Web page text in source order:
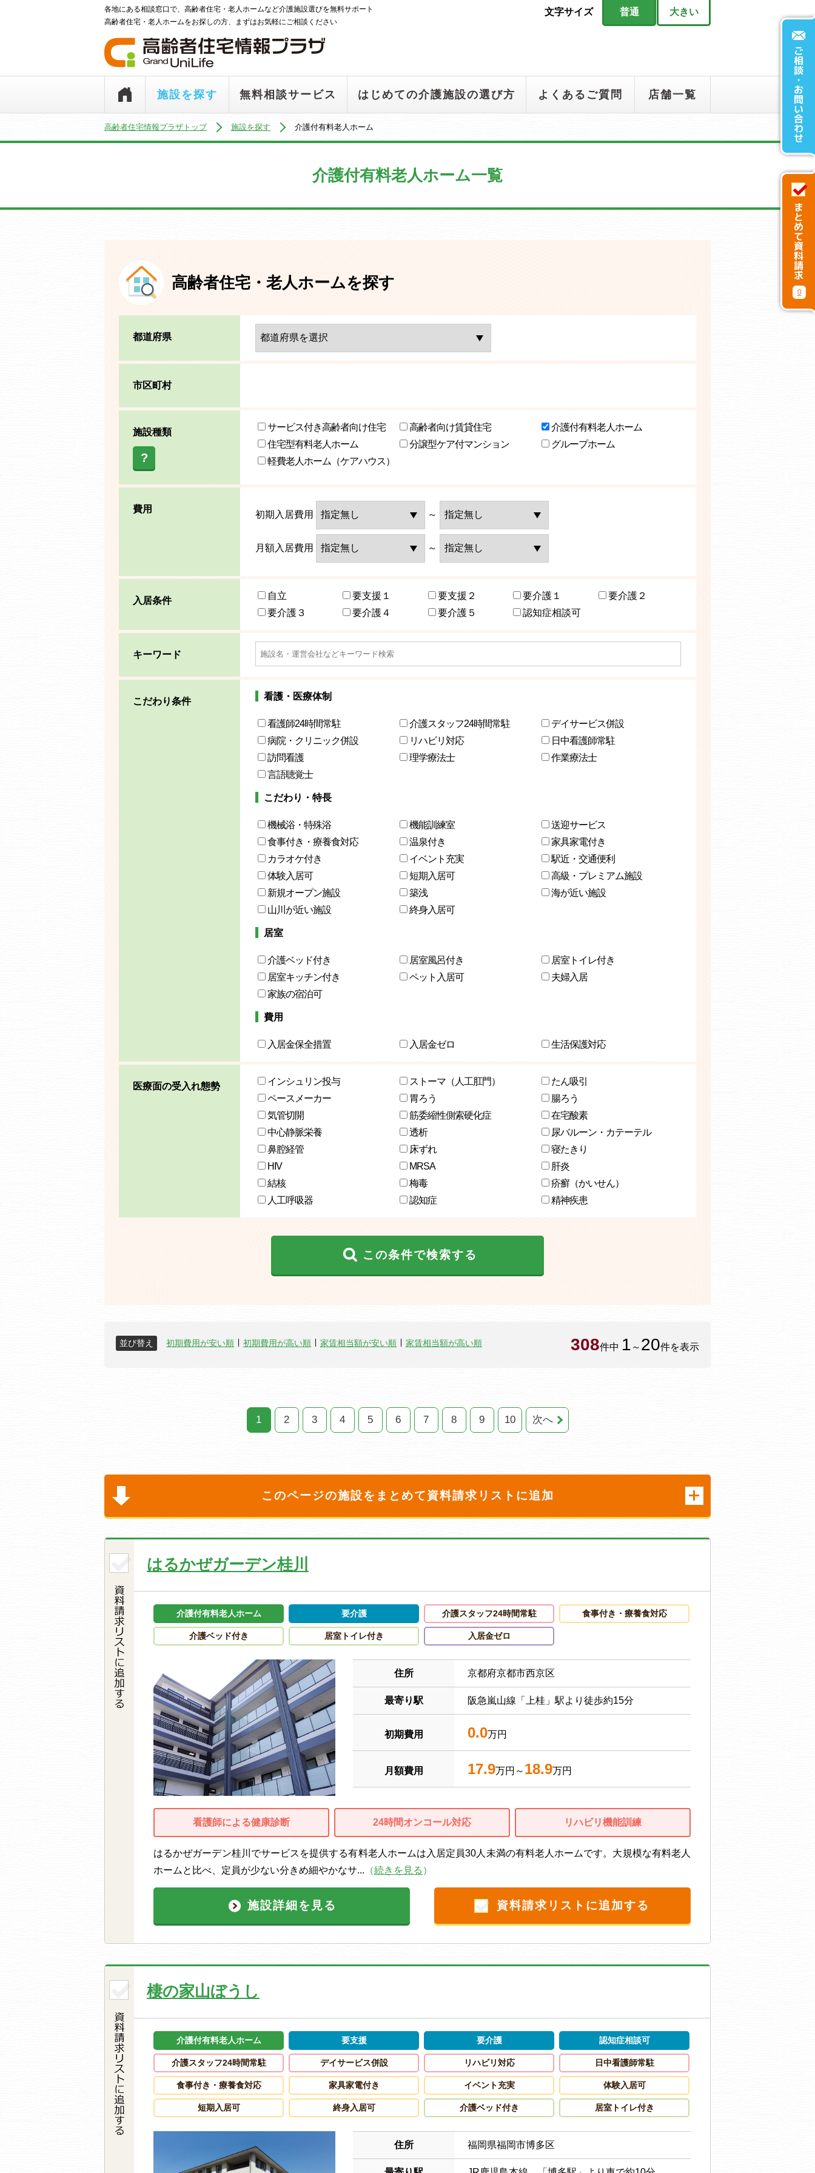
各地にある相談窓口で、高齢者住宅・老人ホームなど介護施設選びを無料サポート
高齢者住宅・老人ホームをお探しの方、まずはお気軽にご相談ください
文字サイズ 普通 大きい
施設を探す 無料相談サービス はじめての介護施設の選び方 よくあるご質問 店舗一覧
高齢者住宅情報プラザトップ 施設を探す 介護付有料老人ホーム
介護付有料老人ホーム一覧
高齢者住宅・老人ホームを探す
都道府県
市区町村
施設種類
?
サービス付き高齢者向け住宅 高齢者向け賃貸住宅
介護付有料老人ホーム
住宅型有料老人ホーム
分譲型ケア付マンション
グループホーム
軽費老人ホーム（ケアハウス）
費用
初期入居費用 ～
月額入居費用 ～
入居条件 自立 要支援１ 要支援２ 要介護１
要介護２
要介護３
要介護４ 要介護５ 認知症相談可
キーワード
こだわり条件 看護・医療体制
看護師24時間常駐 介護スタッフ24時間常駐
デイサービス併設
病院・クリニック併設
リハビリ対応
日中看護師常駐
訪問看護
理学療法士
作業療法士
言語聴覚士
こだわり・特長
機械浴・特殊浴 機能訓練室
送迎サービス
食事付き・療養食対応
温泉付き
家具家電付き
カラオケ付き
イベント充実
駅近・交通便利
体験入居可
短期入居可
高級・プレミアム施設
新規オープン施設
築浅
海が近い施設
山川が近い施設
終身入居可
居室
介護ベッド付き 居室風呂付き
居室トイレ付き
居室キッチン付き
ペット入居可
夫婦入居
家族の宿泊可
費用
入居金保全措置 入居金ゼロ 生活保護対応
医療面の受入れ態勢 インシュリン投与 ストーマ（人工肛門）
たん吸引
ペースメーカー
胃ろう
腸ろう
気管切開
筋委縮性側索硬化症
在宅酸素
中心静脈栄養
透析
尿バルーン・カテーテル
鼻腔経管
床ずれ
寝たきり
HIV
MRSA
肝炎
結核
梅毒
疥癬（かいせん）
人工呼吸器
認知症 精神疾患
この条件で検索する
308件中 1 ～ 20件を表示
並び替え 初期費用が安い順 初期費用が高い順 家賃相当額が安い順 家賃相当額が高い順
1 2 3 4 5 6 7 8 9 10 次へ
このページの施設をまとめて資料請求リストに追加
はるかぜガーデン桂川
介護付有料老人ホーム 要介護 介護スタッフ24時間常駐 食事付き・療養食対応
介護ベッド付き 居室トイレ付き 入居金ゼロ
住所 京都府京都市西京区
最寄り駅 阪急嵐山線「上桂」駅より徒歩約15分
初期費用 0.0万円
月額費用 17.9万円～ 18.9万円
看護師による健康診断 24時間オンコール対応 リハビリ機能訓練
はるかぜガーデン桂川でサービスを提供する有料老人ホームは入居定員30人未満の有料老人ホームです。大規模な有料老人
ホームと比べ、定員が少ない分きめ細やかなサ... （続きを見る ）
施設詳細を見る 資料請求リストに追加する
棲の家山ぼうし
介護付有料老人ホーム 要支援 要介護 認知症相談可
介護スタッフ24時間常駐 デイサービス併設 リハビリ対応 日中看護師常駐
食事付き・療養食対応 家具家電付き イベント充実 体験入居可
短期入居可 終身入居可 介護ベッド付き 居室トイレ付き
住所 福岡県福岡市博多区
0